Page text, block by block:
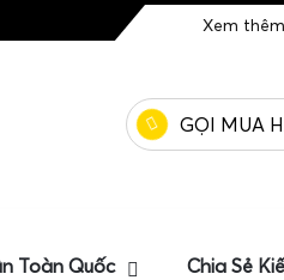
Xem
GỌI MUA
Toàn Quốc Chia Sẻ